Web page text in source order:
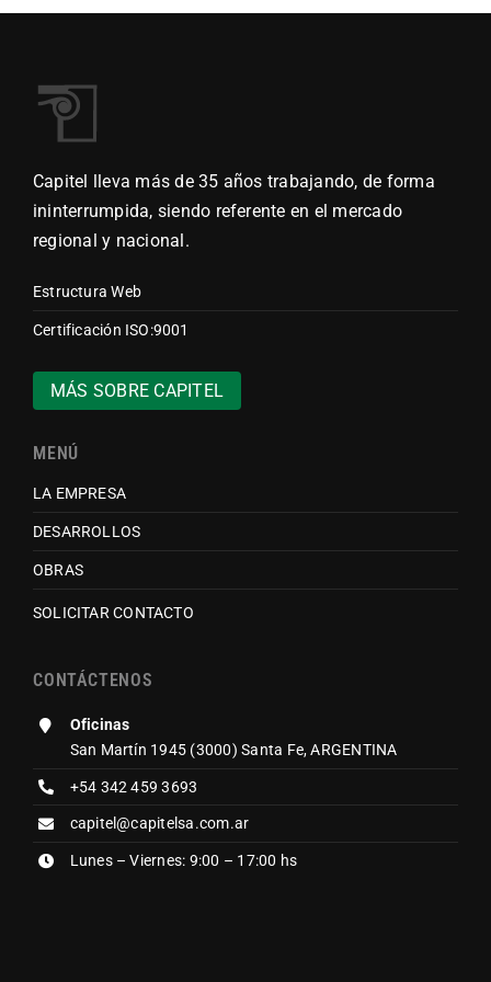
Capitel lleva más de 35 años trabajando, de forma
ininterrumpida, siendo referente en el mercado
regional y nacional.
Estructura Web
Certificación ISO:9001
MÁS SOBRE CAPITEL
MENÚ
LA EMPRESA
DESARROLLOS
OBRAS
SOLICITAR CONTACTO
CONTÁCTENOS
Oficinas
San Martín 1945 (3000) Santa Fe, ARGENTINA
+54 342 459 3693
capitel@capitelsa.com.ar
Lunes – Viernes: 9:00 – 17:00 hs